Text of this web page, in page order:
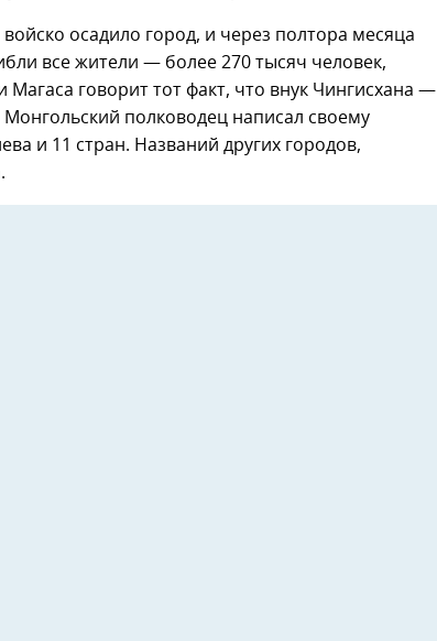
осадило город, и через полтора месяца
все жители — более 270 тысяч человек,
говорит тот факт, что внук Чингисхана —
полководец написал своему
и 11 стран. Названий других городов,